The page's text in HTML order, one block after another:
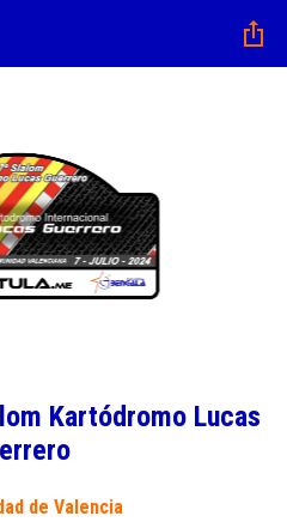
Kartódromo Lucas
de Valencia